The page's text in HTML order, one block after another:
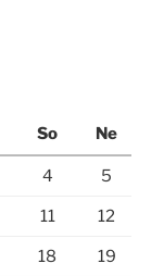
So Ne
4 5
11 12
18 19